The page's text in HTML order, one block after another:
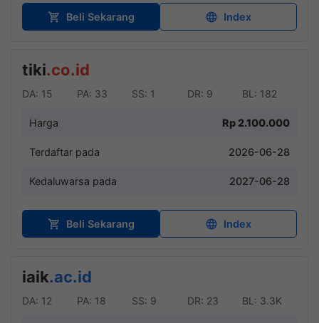
Beli Sekarang Index
tiki.co.id
DA: 15 PA: 33 SS: 1 DR: 9 BL: 182
Harga Rp 2.100.000
Terdaftar pada 2026-06-28
Kedaluwarsa pada 2027-06-28
Beli Sekarang Index
iaik.ac.id
DA: 12 PA: 18 SS: 9 DR: 23 BL: 3.3K